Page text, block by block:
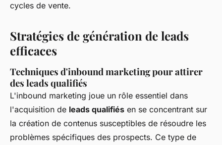
cycles de vente.
Stratégies de génération de leads
efficaces
Techniques d'inbound marketing pour attirer
des leads qualifiés
L'inbound marketing joue un rôle essentiel dans
l'acquisition de leads qualifiés en se concentrant sur
la création de contenus susceptibles de résoudre les
problèmes spécifiques des prospects. Ce type de